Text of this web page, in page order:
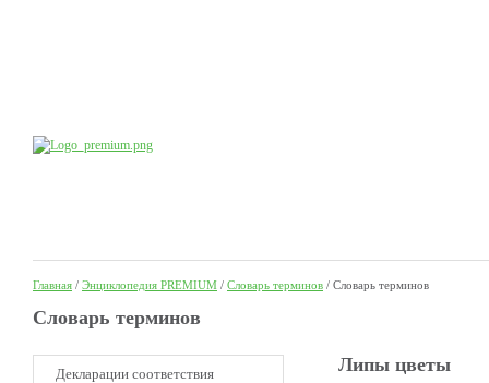
Главная / Энциклопедия PREMIUM / Словарь терминов / Словарь терминов
Cловарь терминов
Декларации соответствия Липы цветы